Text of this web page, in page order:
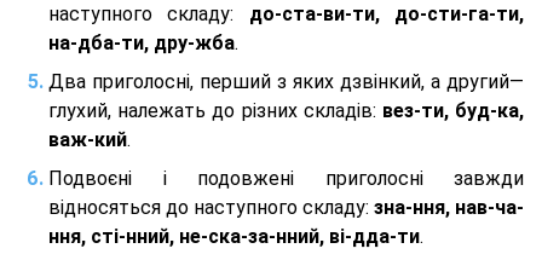
наступного складу: до-ста-ви-ти, до-сти-га-ти,
на-дба-ти, дру-жба.
Два приголосні, перший з яких дзвінкий, а другий—
глухий, належать до різних складів: вез-ти, буд-ка,
важ-кий.
Подвоєні і подовжені приголосні завжди
відносяться до наступного складу: зна-ння, нав-ча-
ння, сті-нний, не-ска-за-нний, ві-дда-ти.